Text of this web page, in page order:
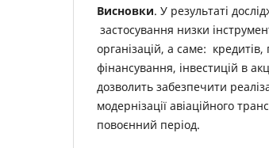
Висновки. У результаті
застосування низки
організацій, а саме: кредитів,
фінансування, інвестицій в
дозволить забезпечити
модернізації авіаційного
повоєнний період.